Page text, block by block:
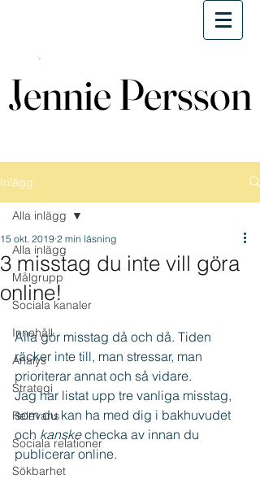
Jennie Persson
Jennie Persson
Inlägg
Alla inlägg
Målgrupp
Sociala kanaler
Innehåll
Analys
Strategi
Relevans
Sociala relationer
Sökbarhet
Alla inlägg
3 misstag du inte vill göra
online!
15 okt. 2019 2 min läsning
Alla gör misstag då och då. Tiden
räcker inte till, man stressar, man
prioriterar annat och så vidare.
Jag har listat upp tre vanliga misstag,
som du kan ha med dig i bakhuvudet
och kanske checka av innan du
publicerar online.